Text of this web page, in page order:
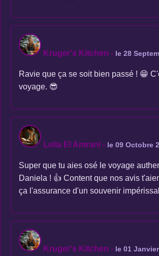
Kruger's Kitchen - le 28
Ravie que ça se soit bien passé ! 😁
voyage. 😎
Leila El Amrani - le 09 Octobre
Super que tu aies osé le voyage
Daniela ! 👍 Content que nos avis
ça l'assurance d'un souvenir
Kruger's Kitchen - le 01